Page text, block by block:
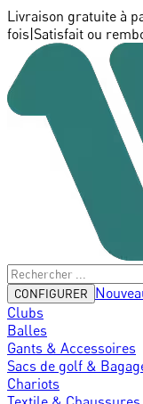
Livraison gratuite à
fois Satisfait ou
CONFIGURER
Clubs
Balles
Gants & Accessoires
Sacs de golf &
Chariots